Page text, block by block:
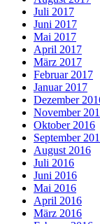
Juli 2017
Juni 2017
Mai 2017
April 2017
März 2017
Februar 2017
Januar 2017
Dezember
November
Oktober 2016
September
August 2016
Juli 2016
Juni 2016
Mai 2016
April 2016
März 2016